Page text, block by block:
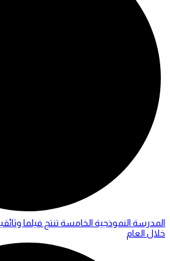
المدرسة النموذجية الخامسة تنتج فيلما
خلال العام